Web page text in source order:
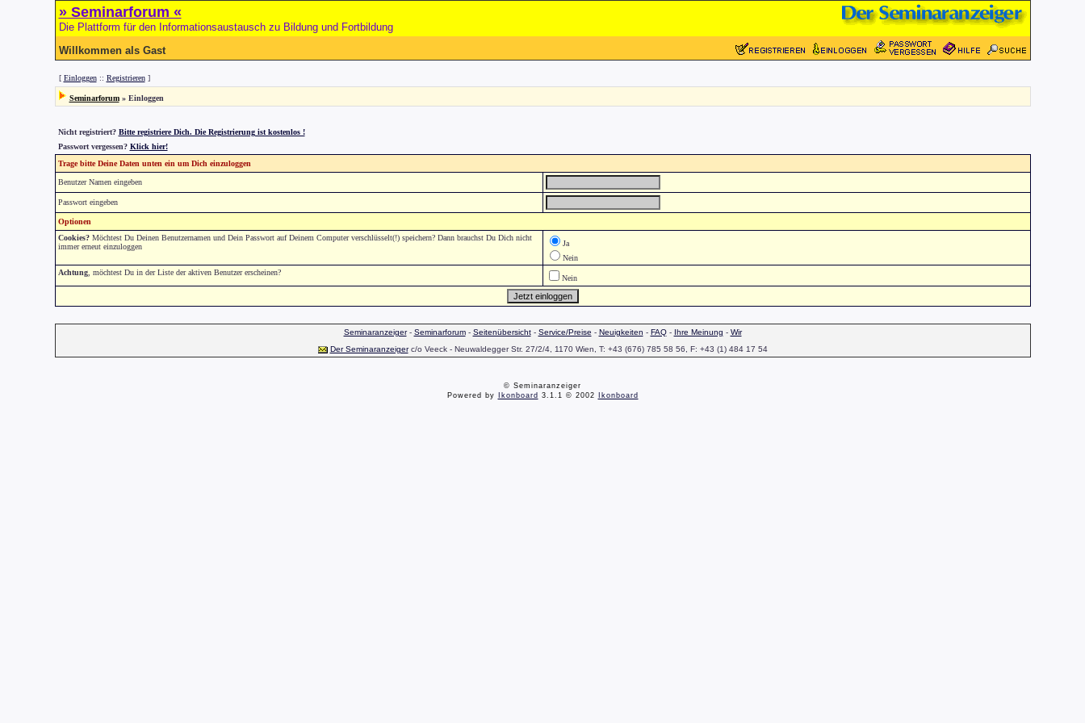
» Seminarforum «
Die Plattform für den Informationsaustausch zu Bildung und Fortbildung
Willkommen als Gast
[ Einloggen:: Registrieren]
Seminarforum» Einloggen
Nicht registriert? Bitte registriere Dich. Die Registrierung ist kostenlos !
Passwort vergessen? Klick hier!
Trage bitte Deine Daten unten ein um Dich einzuloggen
Benutzer Namen eingeben
Passwort eingeben
Optionen
Cookies?Möchtest Du Deinen Benutzernamen und Dein Passwort auf Deinem Computer verschlüsselt(!) speichern? Dann brauchst Du Dich nicht
immer erneut einzuloggen
Ja
Nein
Achtung, möchtest Du in der Liste der aktiven Benutzer erscheinen?
Nein
Seminaranzeiger- Seminarforum- Seitenübersicht- Service/Preise - Neuigkeiten - FAQ- Ihre Meinung - Wir
Der Seminaranzeigerc/o Veeck - Neuwaldegger Str. 27/2/4, 1170 Wien, T: +43 (676) 785 58 56, F: +43 (1) 484 17 54
© Seminaranzeiger
Powered by
Ikonboard 3.1.1 © 2002 Ikonboard